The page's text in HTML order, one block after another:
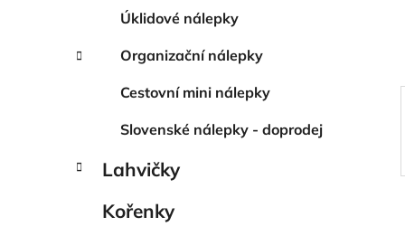
a
Úklidové nálepky
Organizační nálepky
Cestovní mini nálepky
Slovenské nálepky - doprodej
Lahvičky
Kořenky